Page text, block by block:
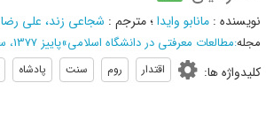
نویسنده : مانابو وایدا؛مترجم : شجاعی زند، علی رضا
مجله:مطالعات معرفتی در دانشگاه اسلامی»پاییز 1377، سال دوم - شماره 2
کلیدواژه ها: اقتدار روم سنت پادشاه